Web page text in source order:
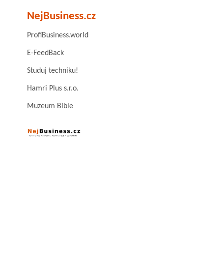
NejBusiness.cz
ProfiBusiness.world
E-FeedBack
Studuj techniku!
Hamri Plus s.r.o.
Muzeum Bible